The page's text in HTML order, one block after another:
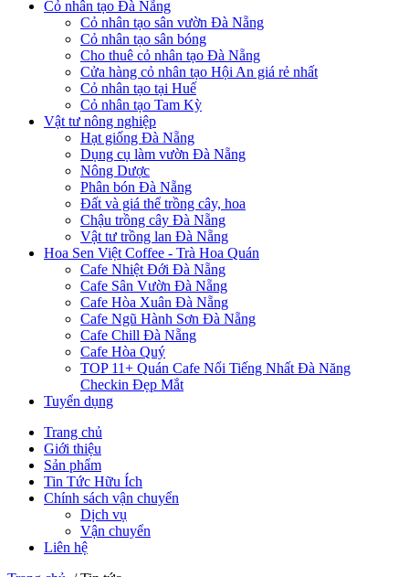
Cỏ nhân tạo Đà Nẵng
Cỏ nhân tạo sân vườn Đà Nẵng
Cỏ nhân tạo sân bóng
Cho thuê cỏ nhân tạo Đà Nẵng
Cửa hàng cỏ nhân tạo Hội An giá rẻ nhất
Cỏ nhân tạo tại Huế
Cỏ nhân tạo Tam Kỳ
Vật tư nông nghiệp
Hạt giống Đà Nẵng
Dụng cụ làm vườn Đà Nẵng
Nông Dược
Phân bón Đà Nẵng
Đất và giá thể trồng cây, hoa
Chậu trồng cây Đà Nẵng
Vật tư trồng lan Đà Nẵng
Hoa Sen Việt Coffee - Trà Hoa Quán
Cafe Nhiệt Đới Đà Nẵng
Cafe Sân Vườn Đà Nẵng
Cafe Hòa Xuân Đà Nẵng
Cafe Ngũ Hành Sơn Đà Nẵng
Cafe Chill Đà Nẵng
Cafe Hòa Quý
TOP 11+ Quán Cafe Nổi Tiếng Nhất Đà Năng
Checkin Đẹp Mắt
Tuyển dụng
Trang chủ
Giới thiệu
Sản phẩm
Tin Tức Hữu Ích
Chính sách vận chuyển
Dịch vụ
Vận chuyển
Liên hệ